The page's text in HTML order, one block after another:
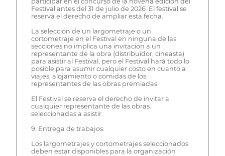
Festival antes del 31 de julio de 2026. El festival se
reserva el derecho de ampliar esta fecha.
La selección de un largometraje o un
cortometraje en el Festival en ninguna de las
secciones no implica una invitación a un
representante de la obra (distribuidor, cineasta)
para asistir al Festival, pero el Festival hará todo lo
posible para asumir cualquier costo en cuanto a
viajes, alojamiento o comidas de los
representantes de las obras premiadas.
El Festival se reserva el derecho de invitar a
cualquier representante de las obras
seleccionadas a asistir.
9. Entrega de trabajos.
Los largometrajes y cortometrajes seleccionados
deben estar disponibles para la organización